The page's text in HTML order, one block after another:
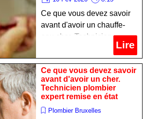
Ce que vous devez savoir
avant d'avoir un chauffe-
eau cher. Technicien
sanitariste expert remise en
état
Lire
Ce que vous devez savoir
avant d'avoir un cher.
Technicien plombier
expert remise en état
Plombier Bruxelles